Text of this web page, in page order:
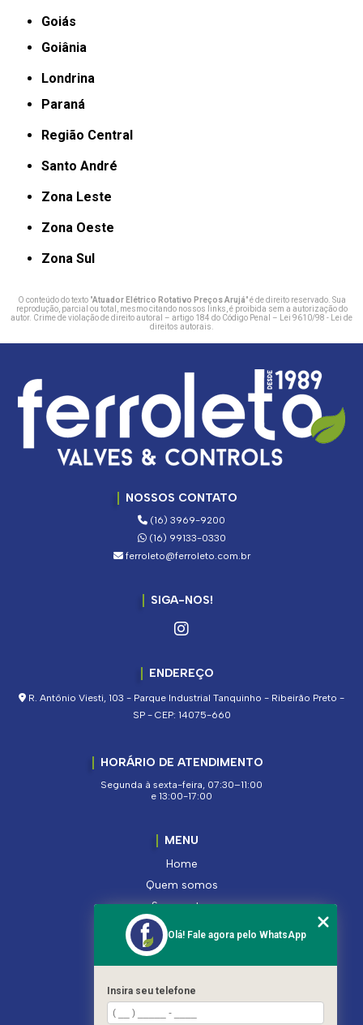
Goiás
Goiânia
Londrina
Paraná
Região Central
Santo André
Zona Leste
Zona Oeste
Zona Sul
O conteúdo do texto "Atuador Elétrico Rotativo Preços Arujá" é de direito reservado. Sua
reprodução, parcial ou total, mesmo citando nossos links, é proibida sem a autorização do
autor. Crime de violação de direito autoral – artigo 184 do Código Penal – Lei 9610/98 - Lei de
direitos autorais.
NOSSOS CONTATO
(16) 3969-9200
(16) 99133-0330
ferroleto@ferroleto.com.br
SIGA-NOS!
ENDEREÇO
R. Antônio Viesti, 103 - Parque Industrial Tanquinho - Ribeirão Preto -
SP - CEP: 14075-660
HORÁRIO DE ATENDIMENTO
Segunda à sexta-feira, 07:30–11:00
e 13:00-17:00
MENU
Home
Quem somos
Segmentos
Serviços
Produtos
Contato
Categorias
Mapa do site
Olá! Fale agora pelo WhatsApp
Insira seu telefone